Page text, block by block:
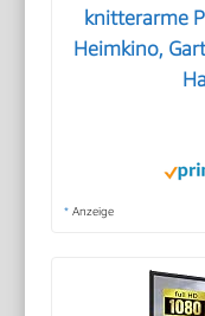
knitterarme
Heimkino,
* Anzeige